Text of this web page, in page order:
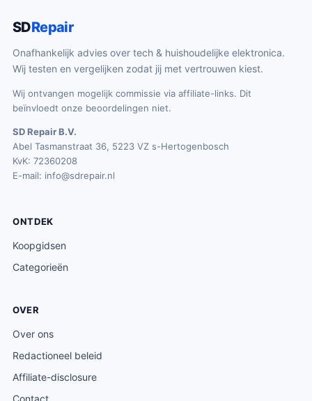
4
.
SDRepair
Onafhankelijk advies over tech & huishoudelijke elektronica.
Wij testen en vergelijken zodat jij met vertrouwen kiest.
Wij ontvangen mogelijk commissie via affiliate-links. Dit
beïnvloedt onze beoordelingen niet.
SD Repair B.V.
Abel Tasmanstraat 36, 5223 VZ s-Hertogenbosch
KvK: 72360208
E-mail: info@sdrepair.nl
ONTDEK
Koopgidsen
Categorieën
OVER
Over ons
Redactioneel beleid
Affiliate-disclosure
Contact